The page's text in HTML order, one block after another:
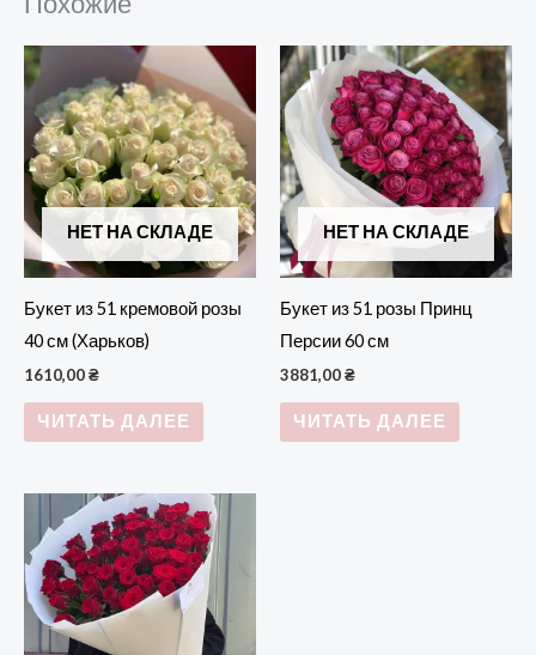
НЕТ НА СКЛАДЕ
Букет из 51 кремовой розы
40 см (Харьков)
1610,00₴
ЧИТАТЬ ДАЛЕЕ
НЕТ НА СКЛАДЕ
Букет из 51 розы Принц
Персии 60 см
3881,00₴
ЧИТАТЬ ДАЛЕЕ